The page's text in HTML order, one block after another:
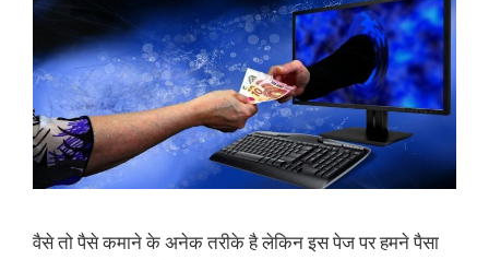
वैसे तो पैसे कमाने के अनेक तरीके है लेकिन इस पेज पर हमने पैसा